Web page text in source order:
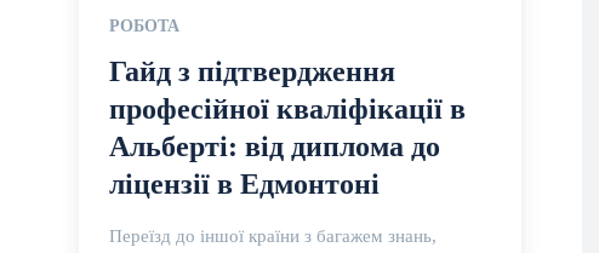
РОБОТА
Гайд з підтвердження
професійної кваліфікації в
Альберті: від диплома до
ліцензії в Едмонтоні
Переїзд до іншої країни з багажем знань,